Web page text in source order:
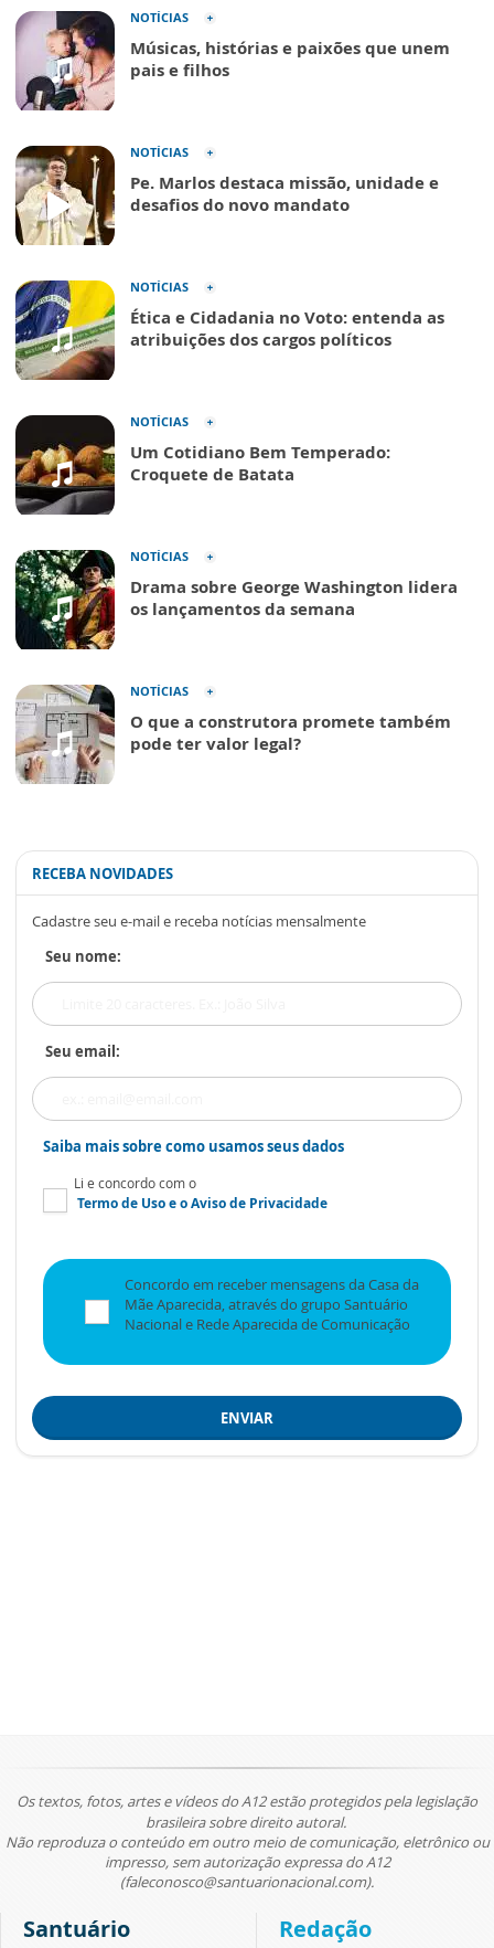
NOTÍCIAS
Músicas, histórias e paixões que unem
pais e filhos
NOTÍCIAS
Pe. Marlos destaca missão, unidade e
desafios do novo mandato
NOTÍCIAS
Ética e Cidadania no Voto: entenda as
atribuições dos cargos políticos
NOTÍCIAS
Um Cotidiano Bem Temperado:
Croquete de Batata
NOTÍCIAS
Drama sobre George Washington lidera
os lançamentos da semana
NOTÍCIAS
O que a construtora promete também
pode ter valor legal?
RECEBA NOVIDADES
Cadastre seu e-mail e receba notícias mensalmente
Seu nome:
Seu email:
Saiba mais sobre como usamos seus dados
Li e concordo com o
Termo de Usoe oAviso de Privacidade
Concordo em receber mensagens da Casa da
Mãe Aparecida, através do grupo Santuário
Nacional e Rede Aparecida de Comunicação
ENVIAR
Os textos, fotos, artes e vídeos do A12 estão protegidos pela legislação
brasileira sobre direito autoral.
Não reproduza o conteúdo em outro meio de comunicação, eletrônico ou
impresso, sem autorização expressa do A12
(faleconosco@santuarionacional.com).
Santuário Redação